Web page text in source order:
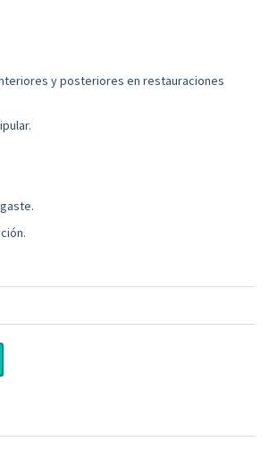
y posteriores en restauraciones